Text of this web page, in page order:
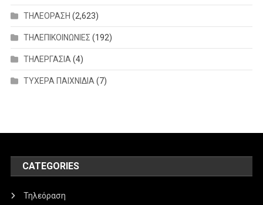
ΤΗΛΕΟΡΑΣΗ (2,623)
ΤΗΛΕΠΙΚΟΙΝΩΝΙΕΣ (192)
ΤΗΛΕΡΓΑΣΙΑ(4)
ΤΥΧΕΡΑ ΠΑΙΧΝΙΔΙΑ(7)
CATEGORIES
Τηλεόραση